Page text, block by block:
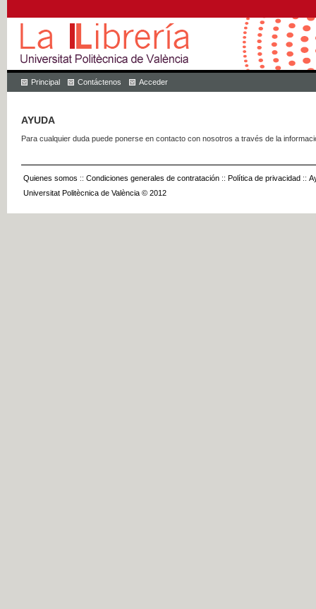
Principal Contáctenos Acceder
AYUDA
Para cualquier duda puede ponerse en contacto con nosotros a través de la
Quienes somos :: Condiciones generales de contratación :: Política de privacidad ::
Universitat Politècnica de València © 2012